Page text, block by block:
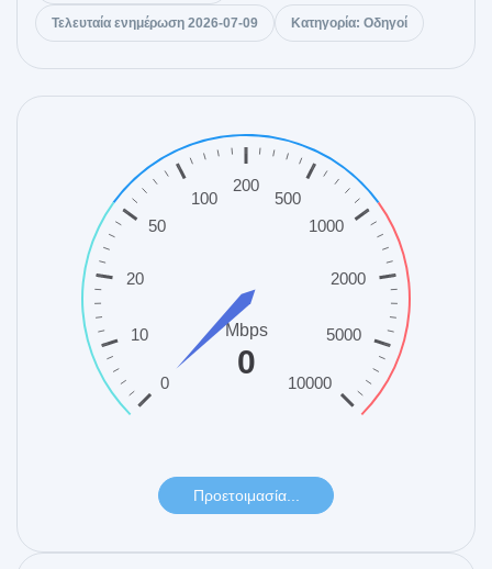
Τελευταία ενημέρωση 2026-07-09 Κατηγορία: Οδηγοί